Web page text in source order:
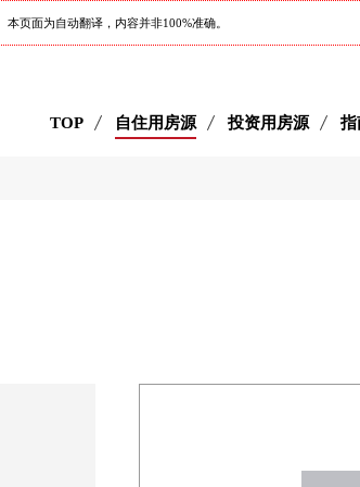
本页面为自动翻译，内容并非100%准确。
TOP 自住用房源 投资用房源 指